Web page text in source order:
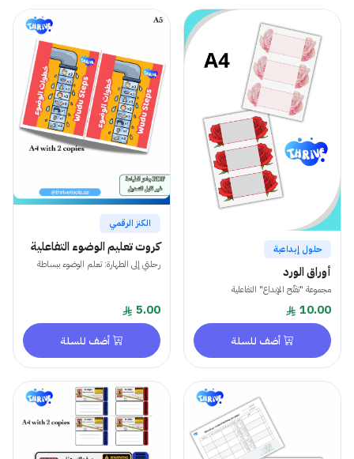
حلول إبداعية
أوراق الورد
مجموعة "تفتّح الإبداع" التفاعلية
10.00
أضف للسلة
الكنز الرقمي
كروت تعليم الوضوء التفاعلية
رحلتي إلى الطهارة: تعلم الوضوء ببساطة
5.00
أضف للسلة